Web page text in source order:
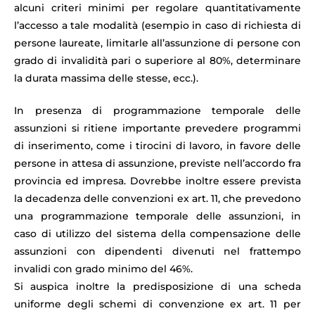
alcuni criteri minimi per regolare quantitativamente
l’accesso a tale modalità (esempio in caso di richiesta di
persone laureate, limitarle all’assunzione di persone con
grado di invalidità pari o superiore al 80%, determinare
la durata massima delle stesse, ecc.).
In presenza di programmazione temporale delle
assunzioni si ritiene importante prevedere programmi
di inserimento, come i tirocini di lavoro, in favore delle
persone in attesa di assunzione, previste nell’accordo fra
provincia ed impresa. Dovrebbe inoltre essere prevista
la decadenza delle convenzioni ex art. 11, che prevedono
una programmazione temporale delle assunzioni, in
caso di utilizzo del sistema della compensazione delle
assunzioni con dipendenti divenuti nel frattempo
invalidi con grado minimo del 46%.
Si auspica inoltre la predisposizione di una scheda
uniforme degli schemi di convenzione ex art. 11 per